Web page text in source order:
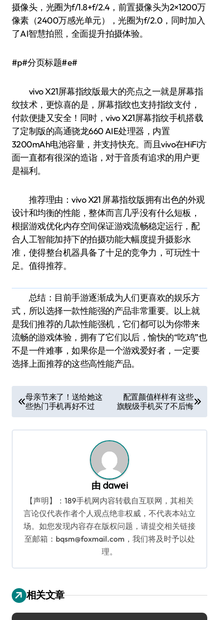
摄像头，光圈为f/1.8+f/2.4，前置摄像头为2×1200万
像素（2400万感光单元），光圈为f/2.0，同时加入
了AI智慧拍照，全面提升拍摄体验。
#p#分页标题#e#
vivo X21屏幕指纹版最大的亮点之一就是屏幕指
纹技术，更惊喜的是，屏幕指纹也支持指纹支付，
付款便捷又安全！同时，vivo X21屏幕指纹手机搭载
了定制版的高通骁龙660 AIE处理器，内置
3200mAh电池容量，并支持快充。而且vivo在HiFi方
面一直都有很深的造诣，对于音质有追求的用户更
是福利。
推荐理由：vivo X21 屏幕指纹版拥有出色的外观
设计和均衡的性能，整体而言几乎没有什么短板，
根据游戏优化内存空间保证游戏流畅稳定运行，配
合人工智能加持下的拍摄功能大幅度提升摄影水
准，使得整台机器具备了十足的竞争力，可玩性十
足。值得推荐。
总结：目前手游逐渐成为人们更喜欢的娱乐方
式，所以选择一款性能强的产品非常重要。以上就
是我们推荐的几款性能强机，它们都可以为你带来
流畅的游戏体验，拥有了它们以后，愉快的“吃鸡”也
不是一件难事，如果你是一个游戏爱好者，一定要
选择上面推荐的这些高性能产品。
章
导
母亲节来了！送给她这
些热门手机再好不过
配置颜值样样有 这些
旗舰级手机买了不后悔
由 dawei
【声明】：189手机网内容转载自互联网，其相关
言论仅代表作者个人观点绝非权威，不代表本站立
场。如您发现内容存在版权问题，请提交相关链接
至邮箱：bqsm@foxmail.com，我们将及时予以处
理。
相关文章